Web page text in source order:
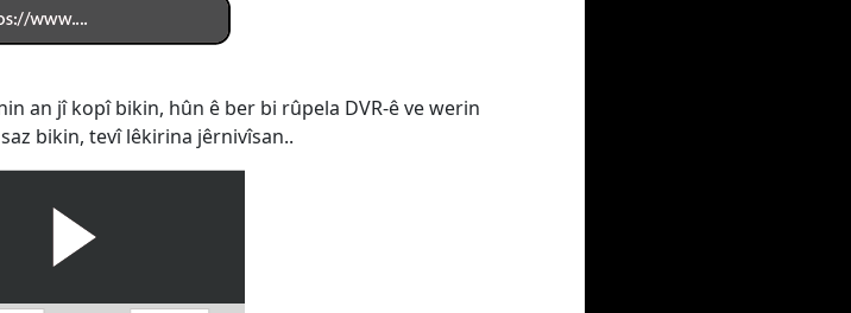
an jî kopî bikin, hûn ê ber bi rûpela DVR-ê ve werin
bikin, tevî lêkirina jêrnivîsan..